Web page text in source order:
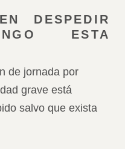
DESPEDIR
ESTA
de jornada por
grave está
salvo que exista